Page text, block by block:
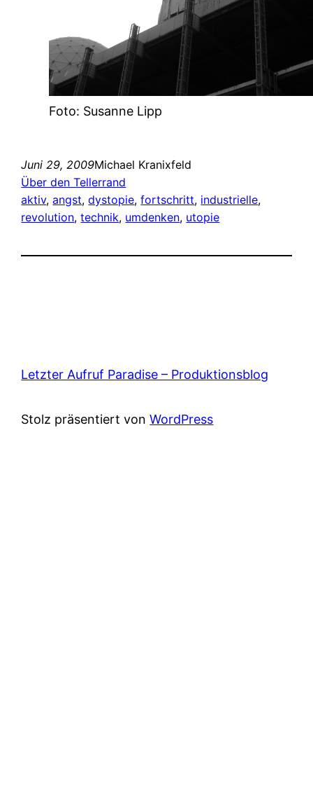
Foto: Susanne Lipp
Juni 29, 2009Michael Kranixfeld
Über den Tellerrand
aktiv, angst, dystopie, fortschritt, industrielle
revolution, technik, umdenken, utopie
Letzter Aufruf Paradise – Produktionsblog
Stolz präsentiert vonWordPress